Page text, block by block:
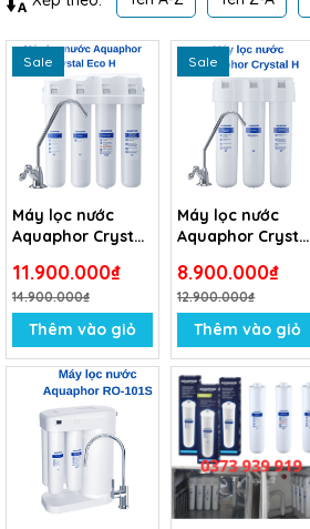
Sale
Máy lọc nước
Aquaphor Crystal
11.900.000₫
14.900.000₫
Thêm vào giỏ
Sale
Máy lọc nước
Aquaphor Crystal
8.900.000₫
12.900.000₫
Thêm vào giỏ